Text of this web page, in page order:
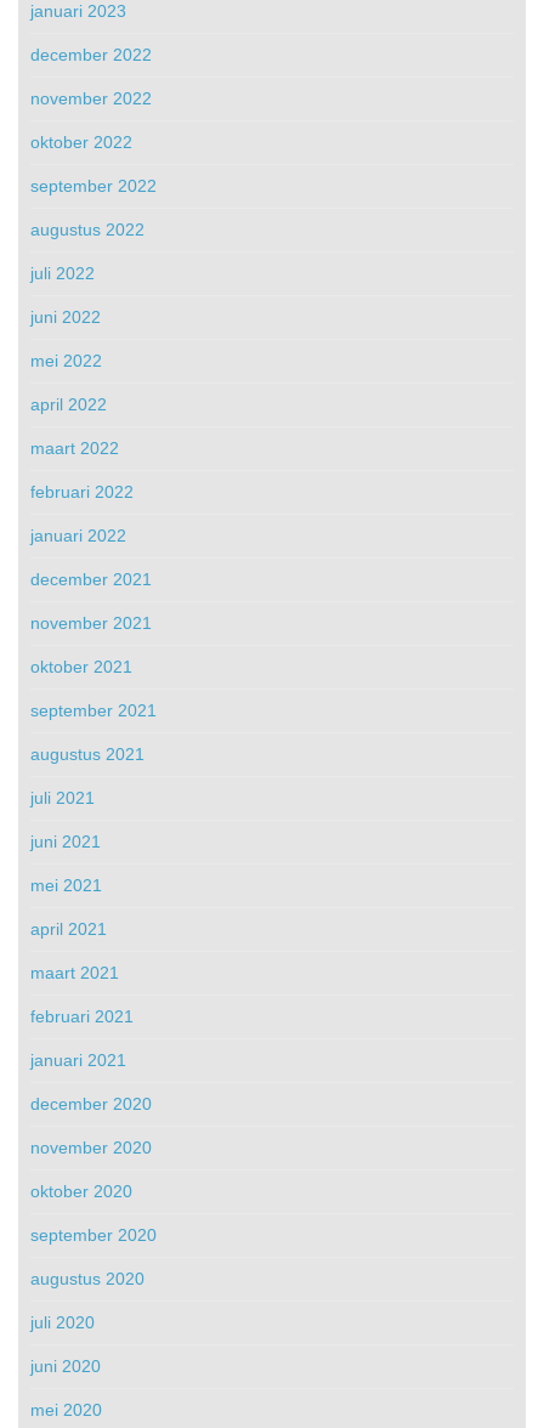
januari 2023
december 2022
november 2022
oktober 2022
september 2022
augustus 2022
juli 2022
juni 2022
mei 2022
april 2022
maart 2022
februari 2022
januari 2022
december 2021
november 2021
oktober 2021
september 2021
augustus 2021
juli 2021
juni 2021
mei 2021
april 2021
maart 2021
februari 2021
januari 2021
december 2020
november 2020
oktober 2020
september 2020
augustus 2020
juli 2020
juni 2020
mei 2020